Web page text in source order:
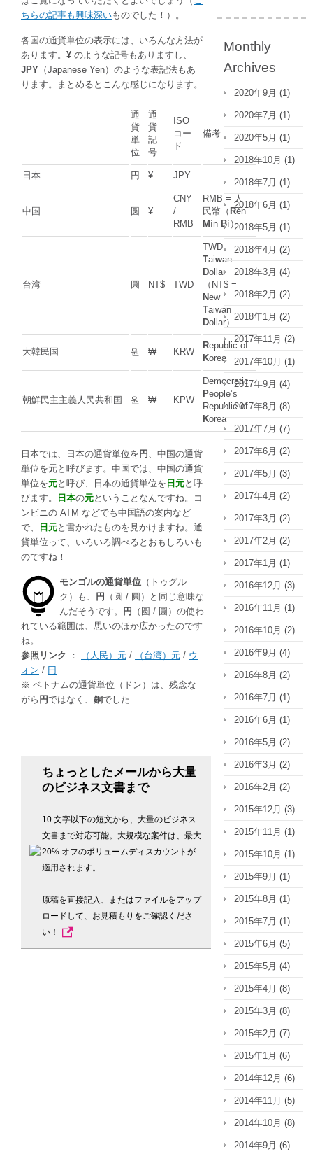
ちらの記事も興味深いものでした！）。
各国の通貨単位の表示には、いろんな方法が
あります。 ¥ のような記号もありますし、
JPY （Japanese Yen）のような表記法もあ
ります。まとめるとこんな感じになります。
通
貨
単
位
通
貨
記
号
ISO
コー
ド
備考
日本 円 ¥ JPY
中国 圆 ¥
CNY
/
RMB
RMB = 人
民幣（ Rén
M ín Bì）
台湾 圓 NT$ TWD
TWD =
Taiwan
Dollar
（NT$ =
New
Taiwan
Dollar）
大韓民国 원 ₩ KRW
Republic of
Korea
朝鮮民主主義人民共和国 원 ₩ KPW
Democratic
People’s
Republic of
Korea
日本では、日本の通貨単位を 円 、中国の通貨
単位を元と呼びます。中国では、中国の通貨
単位を元と呼び、日本の通貨単位を 日元と呼
びます。
日本の元ということなんですね。コ
ンビニの ATM などでも中国語の案内など
で、
日元と書かれたものを見かけますね。通
貨単位って、いろいろ調べるとおもしろいも
のですね！
モンゴルの通貨単位 （トゥグル
ク）も、
円
（圆 / 圓）と同じ意味な
んだそうです。
円
（圆 / 圓）の使わ
れている範囲は、思いのほか広かったのです
ね。
参照リンク
： （人民）元 / （台湾）元 / ウ
ォン / 円
※ ベトナムの通貨単位（ドン）は、残念な
がら 円ではなく、 銅でした
ちょっとしたメールから大量
のビジネス文書まで
10 文字以下の短文から、大量のビジネス
文書まで対応可能。大規模な案件は、最大
20% オフのボリュームディスカウントが
適用されます。
原稿を直接記入、またはファイルをアップ
ロードして、お見積もりをご確認くださ
い！
Monthly
Archives
2020年9月 (1)
2020年7月 (1)
2020年5月 (1)
2018年10月 (1)
2018年7月 (1)
2018年6月 (1)
2018年5月 (1)
2018年4月 (2)
2018年3月 (4)
2018年2月 (2)
2018年1月 (2)
2017年11月 (2)
2017年10月 (1)
2017年9月 (4)
2017年8月 (8)
2017年7月 (7)
2017年6月 (2)
2017年5月 (3)
2017年4月 (2)
2017年3月 (2)
2017年2月 (2)
2017年1月 (1)
2016年12月 (3)
2016年11月 (1)
2016年10月 (2)
2016年9月 (4)
2016年8月 (2)
2016年7月 (1)
2016年6月 (1)
2016年5月 (2)
2016年3月 (2)
2016年2月 (2)
2015年12月 (3)
2015年11月 (1)
2015年10月 (1)
2015年9月 (1)
2015年8月 (1)
2015年7月 (1)
2015年6月 (5)
2015年5月 (4)
2015年4月 (8)
2015年3月 (8)
2015年2月 (7)
2015年1月 (6)
2014年12月 (6)
2014年11月 (5)
2014年10月 (8)
2014年9月 (6)